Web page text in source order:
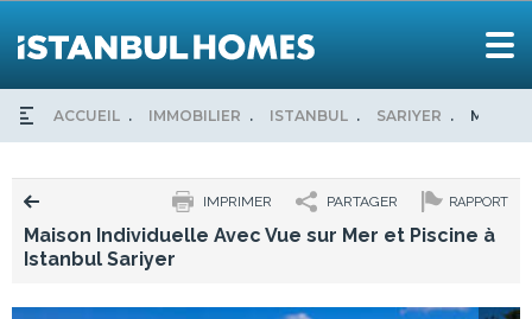
ACCUEIL IMMOBILIER ISTANBUL SARIYER
RAPPORT
PARTAGER
IMPRIMER
Maison Individuelle Avec Vue sur Mer et Piscine à
Istanbul Sariyer